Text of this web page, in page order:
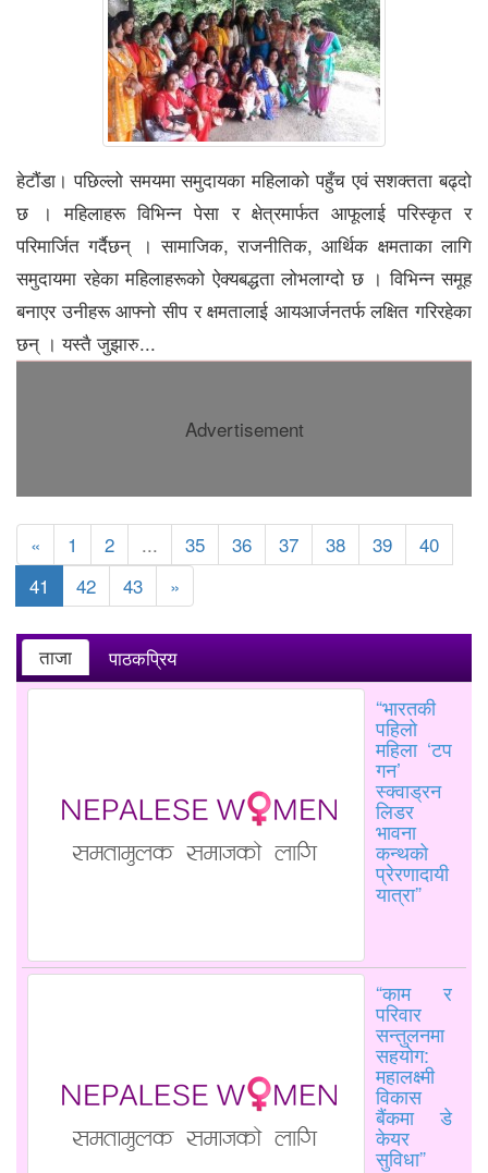
हेटौंडा। पछिल्लो समयमा समुदायका महिलाको पहुँच एवं सशक्तता बढ्दो
छ । महिलाहरू विभिन्न पेसा र क्षेत्रमार्फत आफूलाई परिस्कृत र
परिमार्जित गर्दैछन् । सामाजिक, राजनीतिक, आर्थिक क्षमताका लागि
समुदायमा रहेका महिलाहरूको ऐक्यबद्धता लोभलाग्दो छ । विभिन्न समूह
बनाएर उनीहरू आफ्नो सीप र क्षमतालाई आयआर्जनतर्फ लक्षित गरिरहेका
छन् । यस्तै जुझारु...
Advertisement
« 1 2 ... 35 36 37 38 39
40
41
42 43 »
ताजा पाठकप्रिय
“भारतकी
पहिलो
महिला ‘टप
गन’
स्क्वाड्रन
लिडर
भावना
कन्थको
प्रेरणादायी
यात्रा”
“काम र
परिवार
सन्तुलनमा
सहयोग:
महालक्ष्मी
विकास
बैंकमा डे
केयर
सुविधा”